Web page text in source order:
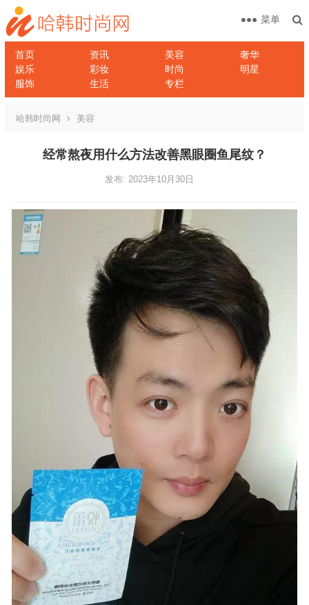
首页 资讯 美容
奢华
娱乐
彩妆 时尚
明星
服饰
生活 专栏
菜单
哈韩时尚网 美容
经常熬夜用什么方法改善黑眼圈鱼尾纹？
发布: 2023年10月30日